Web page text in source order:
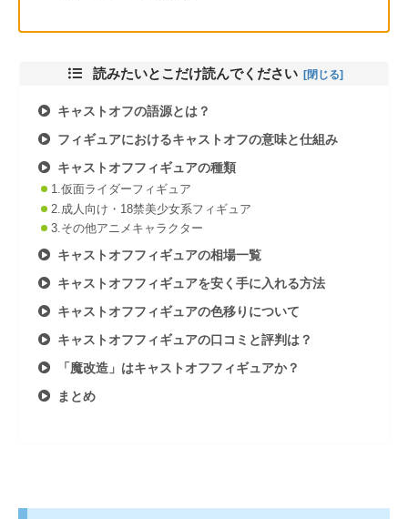
読みたいとこだけ読んでください
キャストオフの語源とは？
フィギュアにおけるキャストオフの意味と仕組み
キャストオフフィギュアの種類
1.仮面ライダーフィギュア
2.成人向け・18禁美少女系フィギュア
3.その他アニメキャラクター
キャストオフフィギュアの相場一覧
キャストオフフィギュアを安く手に入れる方法
キャストオフフィギュアの色移りについて
キャストオフフィギュアの口コミと評判は？
「魔改造」はキャストオフフィギュアか？
まとめ